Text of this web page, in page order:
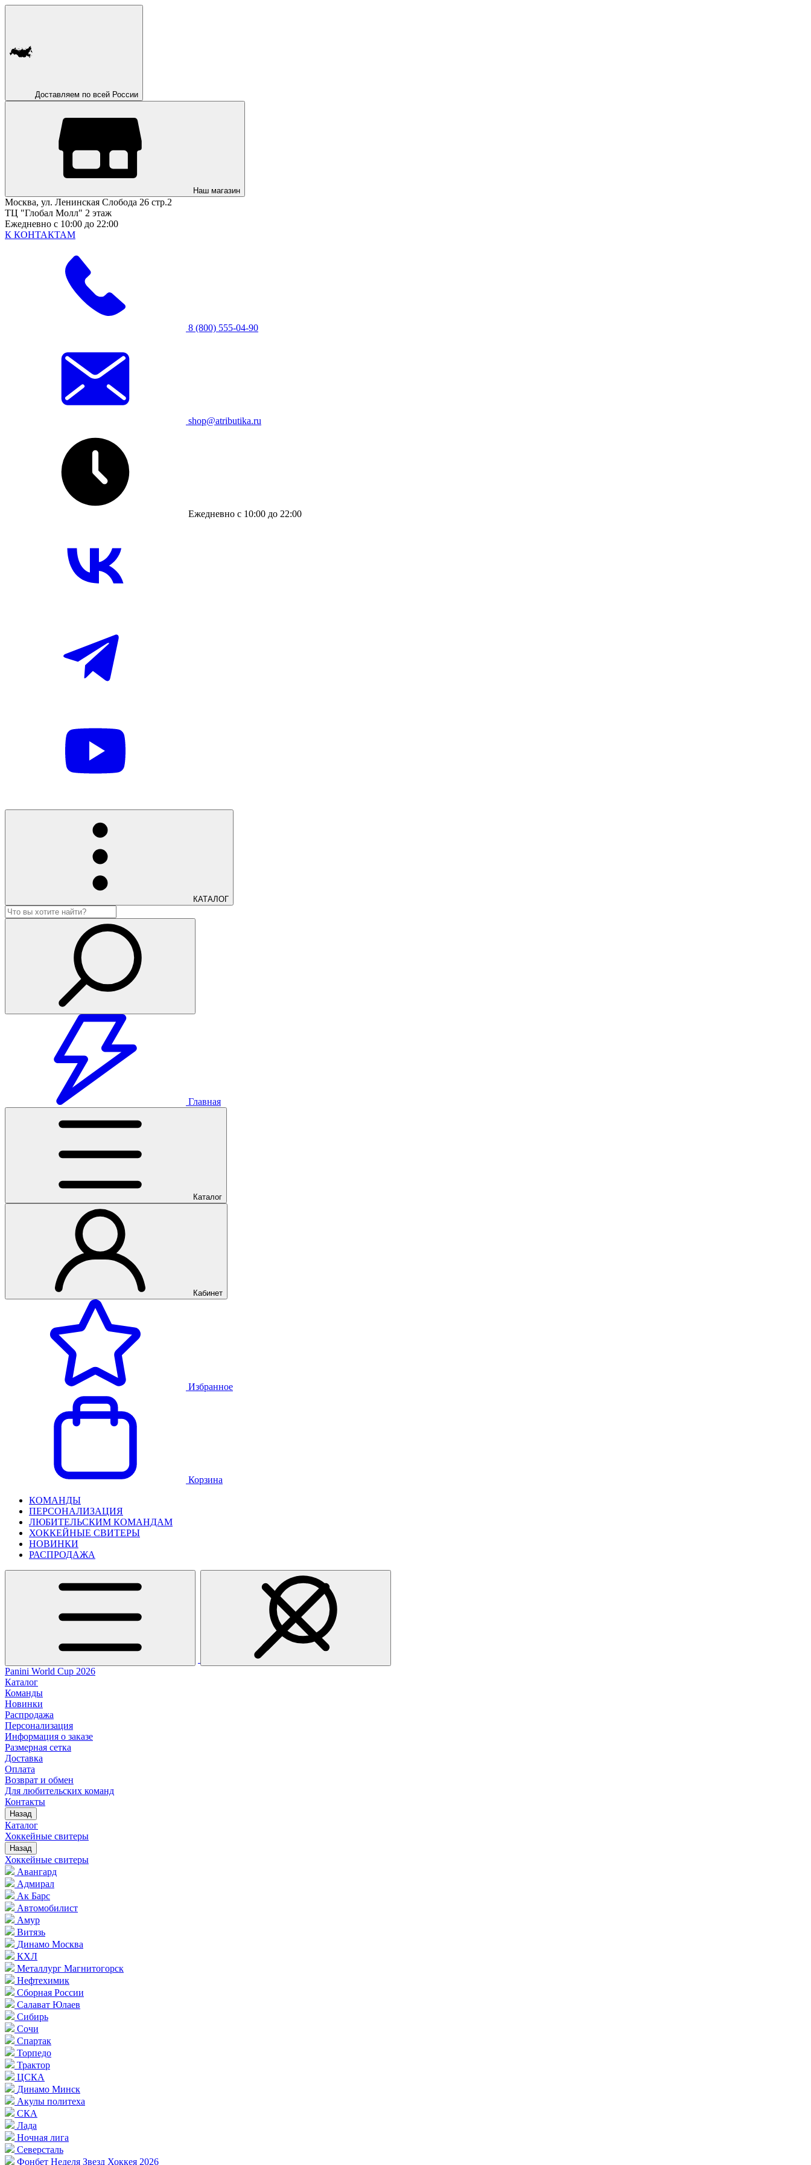
Доставляем по всей России
Наш магазин
Москва, ул. Ленинская Слобода 26 стр.2
ТЦ "Глобал Молл" 2 этаж
Ежедневно с 10:00 до 22:00
К КОНТАКТАМ
8 (800) 555-04-90
shop@atributika.ru
Ежедневно с 10:00 до 22:00
КАТАЛОГ
Главная
Каталог
Кабинет
Избранное
Корзина
КОМАНДЫ
ПЕРСОНАЛИЗАЦИЯ
ЛЮБИТЕЛЬСКИМ КОМАНДАМ
ХОККЕЙНЫЕ СВИТЕРЫ
НОВИНКИ
РАСПРОДАЖА
Panini World Cup 2026
Каталог
Команды
Новинки
Распродажа
Персонализация
Информация о заказе
Размерная сетка
Доставка
Оплата
Возврат и обмен
Для любительских команд
Контакты
Назад
Каталог
Хоккейные свитеры
Назад
Хоккейные свитеры
Авангард
Адмирал
Ак Барс
Автомобилист
Амур
Витязь
Динамо Москва
КХЛ
Металлург Магнитогорск
Нефтехимик
Сборная России
Салават Юлаев
Сибирь
Сочи
Спартак
Торпедо
Трактор
ЦСКА
Динамо Минск
Акулы политеха
СКА
Лада
Ночная лига
Северсталь
Фонбет Неделя Звезд Хоккея 2026